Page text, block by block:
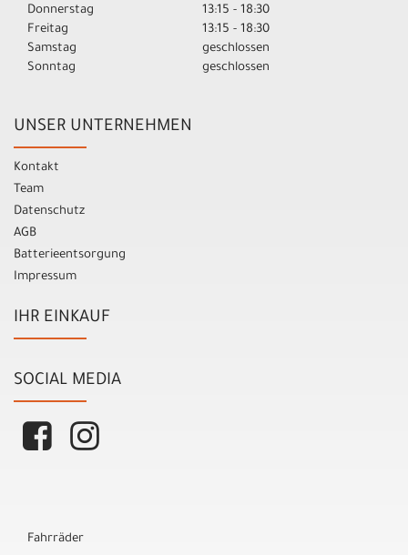
Donnerstag
13:15 - 18:30
Freitag
13:15 - 18:30
Samstag
geschlossen
Sonntag
geschlossen
UNSER UNTERNEHMEN
Kontakt
Team
Datenschutz
AGB
Batterieentsorgung
Impressum
IHR EINKAUF
SOCIAL MEDIA
Fahrräder